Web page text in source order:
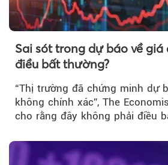
Sai sót trong dự báo về giá
điều bất thường?
“Thị trường đã chứng minh dự
không chính xác”, The
cho rằng đây không phải điều